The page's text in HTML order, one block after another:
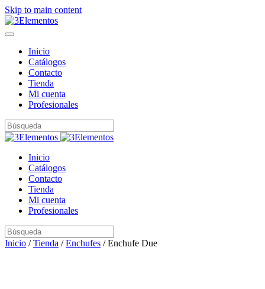
Skip to main content
Inicio
Catálogos
Contacto
Tienda
Mi cuenta
Profesionales
Inicio
Catálogos
Contacto
Tienda
Mi cuenta
Profesionales
Inicio /Tienda /Enchufes / Enchufe Due